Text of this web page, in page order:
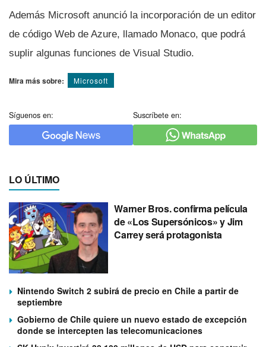
Además Microsoft anunció la incorporación de un editor
de código Web de Azure, llamado Monaco, que podrá
suplir algunas funciones de Visual Studio.
Mira más sobre: Microsoft
Síguenos en: Suscríbete en:
LO ÚLTIMO
Warner Bros. confirma película
de «Los Supersónicos» y Jim
Carrey será protagonista
Nintendo Switch 2 subirá de precio en Chile a partir de
septiembre
Gobierno de Chile quiere un nuevo estado de excepción
donde se intercepten las telecomunicaciones